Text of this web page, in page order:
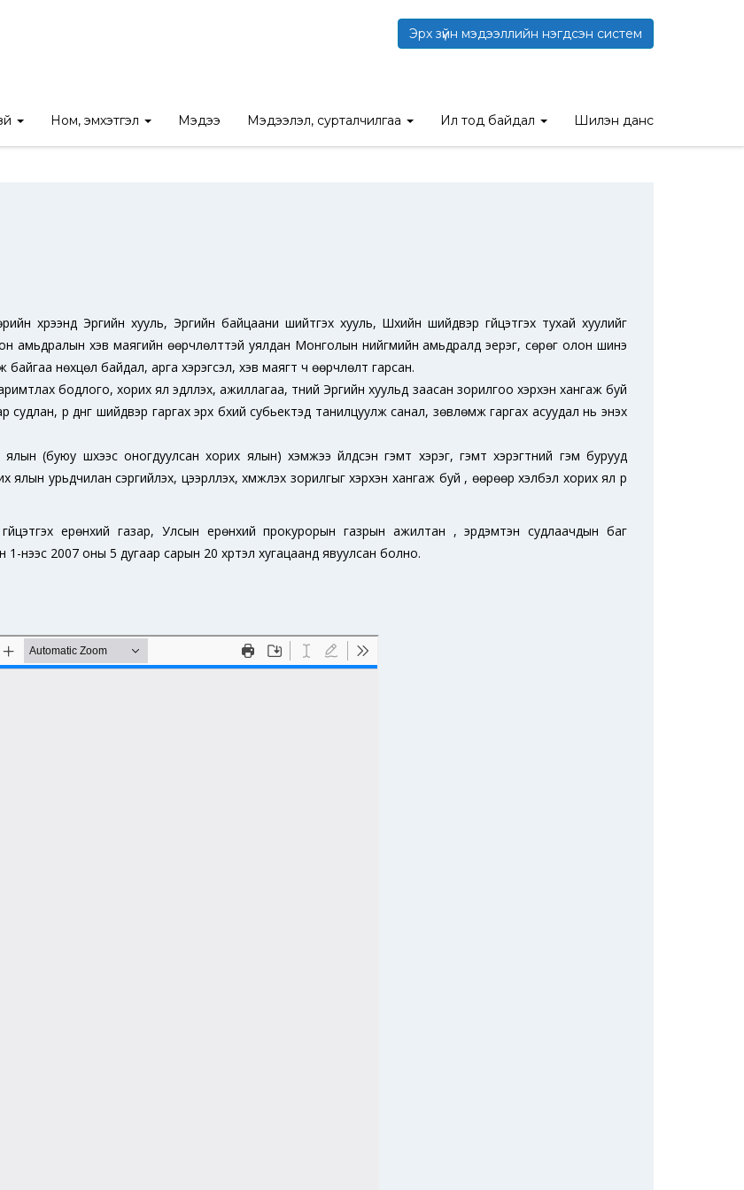
Эрх зүйн мэдээллийн нэгдсэн систем
Ном, эмхэтгэл Мэдээ Мэдээлэл, сурталчилгаа Ил тод байдал Шилэн данс
тайлан / Нийтийн эрх зүй / Хорих ялын үр нөлөө
хүрээнд Эрүүгийн хууль, Эрүүгийн байцаани шийтгэх хууль, Шүүхийн шийдвэр гүйцэтгэх тухай хуулийг
амьдралын хэв маягийн өөрчлөлттэй уялдан Монголын нийгмийн амьдралд эерэг, сөрөг олон шинэ
байгаа нөхцөл байдал, арга хэрэгсэл, хэв маягт ч өөрчлөлт гарсан.
бодлого, хорих ял эдлүүлэх, ажиллагаа, түүний Эрүүгийн хуульд заасан зорилгоо хэрхэн хангаж буй
үр дүнг шийдвэр гаргах эрх бүхий субьектэд танилцуулж санал, зөвлөмж гаргах асуудал нь энэхүү
(буюу шүүхээс оногдуулсан хорих ялын) хэмжээ үйлдсэн гэмт хэрэг, гэмт хэрэгтний гэм бурууд
урьдчилан сэргийлэх, цээрлүүлэх, хүмүүжүүлэх зорилгыг хэрхэн хангаж буй , өөрөөр хэлбэл хорих ял үр
гүйцэтгэх ерөнхий газар, Улсын ерөнхий прокурорын газрын ажилтан , эрдэмтэн судлаачдын баг
1-нээс 2007 оны 5 дугаар сарын 20 хүртэл хугацаанд явуулсан болно.